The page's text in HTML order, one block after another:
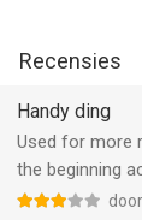
System
iPad en iPod
bevonden voor
Recensies
Handy ding
Used for more
the beginning